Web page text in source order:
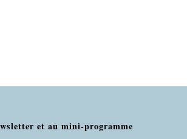
et au mini-programme